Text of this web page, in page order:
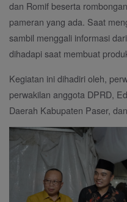
dan Romif beserta
pameran yang ada. Saat
sambil menggali informasi
dihadapi saat membuat
Kegiatan ini dihadiri oleh,
perwakilan anggota DPRD,
Daerah Kabupaten Paser,